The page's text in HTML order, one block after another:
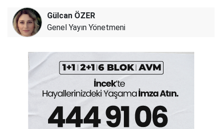
Gülcan ÖZER
Genel Yayın Yönetmeni